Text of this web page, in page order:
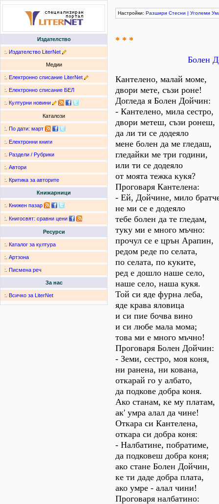
Издателство
:. Издателство LiterNet
Медии
:. Електронно списание LiterNet
:. Електронно списание БЕЛ
:. Културни новини
Каталози
:. По дати: март
:. Електронни книги
:. Раздели / Рубрики
:. Автори
:. Критика за авторите
Книжарници
:. Книжен пазар
:. Книгосвят: сравни цени
Ресурси
:. Каталог за култура
:. Артзона
:. Писмена реч
За нас
:. Всичко за LiterNet
Настройки: Разшири Стесни | Уголеми
* * *
Болен
Кантелено, малай моме,
двори мете, съзи роне!
Догледа я Болен Дойчин:
- Кантелено, мила сестро,
двори метеш, съзи ронеш,
да ли ти се додеяло
мене болен да ме гледаш,
гледайки ме три години,
или ти се додеяло
от моята тежка кукя?
Проговаря Кантелена:
- Ей, Дойчине, мило
не ми се е додеяло
тебе болен да те гледам,
туку ми е много мъчно:
прочул се е црън Арапин,
редом реде по селата,
по селата, по куките,
ред е дошло наше село,
наше село, наша кукя.
Той си яде фурна леба,
яде крава яловица
и си пие бочва вино
и си любе мала мома;
това ми е много мъчно!
Проговаря Болен Дойчин:
- Земи, сестро, моя коня,
ни ранена, ни кована,
откарай го у албато,
да подкове добра коня.
Ако станам, ке му платам,
ак' умра алал да чине!
Откара си Кантелена,
откара си добра коня:
- Налбатине, побратиме,
да подковеш добра коня;
ако стане Болен Дойчин,
ке ти даде добра плата,
ако умре - алал чини!
Проговаря налбатино: